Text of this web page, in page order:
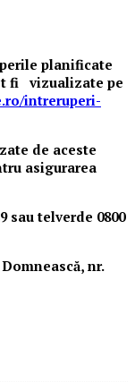
planificate
fi vizualizate pe
intreruperi-
de aceste
asigurarea
sau telverde 0800
nr.